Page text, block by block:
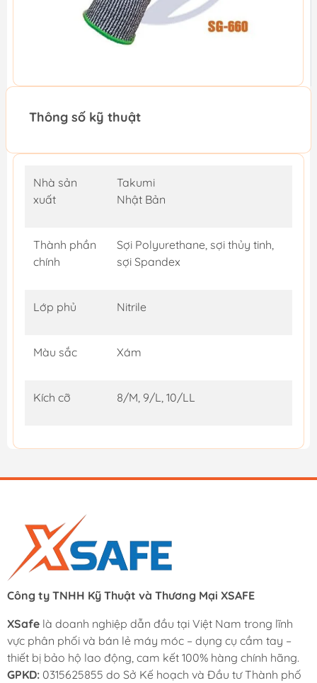
Thông số kỹ thuật
Nhà sản
xuất
Takumi
Nhật Bản
Thành phần
chính
Sợi Polyurethane, sợi thủy tinh,
sợi Spandex
Lớp phủ Nitrile
Màu sắc Xám
Kích cỡ 8/M, 9/L, 10/LL
Công ty TNHH Kỹ Thuật và Thương Mại XSAFE
XSafe là doanh nghiệp dẫn đầu tại Việt Nam trong lĩnh
vực phân phối và bán lẻ máy móc – dụng cụ cầm tay –
thiết bị bảo hộ lao động, cam kết 100% hàng chính hãng.
GPKD: 0315625855 do Sở Kế hoạch và Đầu tư Thành phố